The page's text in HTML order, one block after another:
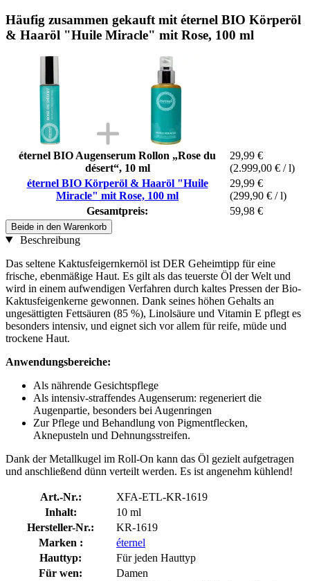
Häufig zusammen gekauft mit éternel BIO Körperöl
& Haaröl "Huile Miracle" mit Rose, 100 ml
éternel BIO Augenserum Rollon „Rose du
désert“, 10 ml
29,99 €
(2.999,00 € / l)
éternel BIO Körperöl & Haaröl "Huile
Miracle" mit Rose, 100 ml
29,99 €
(299,90 € / l)
Gesamtpreis:
59,98 €
Beide in den Warenkorb
Beschreibung
Das seltene Kaktusfeigernkernöl ist DER Geheimtipp für eine
frische, ebenmäßige Haut. Es gilt als das teuerste Öl der Welt und
wird in einem aufwendigen Verfahren durch kaltes Pressen der Bio-
Kaktusfeigenkerne gewonnen. Dank seines höhen Gehalts an
ungesättigten Fettsäuren (85 %), Linolsäure und Vitamin E pflegt es
besonders intensiv, und eignet sich vor allem für reife, müde und
trockene Haut.
Anwendungsbereiche:
Als nährende Gesichtspflege
Als intensiv-straffendes Augenserum: regeneriert die
Augenpartie, besonders bei Augenringen
Zur Pflege und Behandlung von Pigmentflecken,
Aknepusteln und Dehnungsstreifen.
Dank der Metallkugel im Roll-On kann das Öl gezielt aufgetragen
und anschließend dünn verteilt werden. Es ist angenehm kühlend!
Art.-Nr.:
XFA-ETL-KR-1619
Inhalt:
10 ml
Hersteller-Nr.:
KR-1619
Marken :
éternel
Hauttyp:
Für jeden Hauttyp
Für wen:
Damen